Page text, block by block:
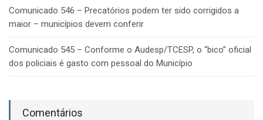
Comunicado 546 – Precatórios podem ter sido corrigidos a
maior – municípios devem conferir
Comunicado 545 – Conforme o Audesp/TCESP, o “bico” oficial
dos policiais é gasto com pessoal do Município
Comentários